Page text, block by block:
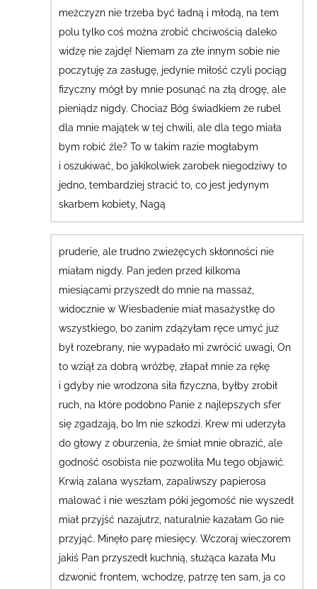
meżczyzn nie trzeba być ładną i młodą, na tem
polu tylko coś można zrobić chciwością daleko
widzę nie zajdę! Niemam za złe innym sobie nie
poczytuję za zasługę, jedynie miłość czyli pociąg
fizyczny mógł by mnie posunąć na złą drogę, ale
pieniądz nigdy. Chociaż Bóg świadkiem że rubel
dla mnie majątek w tej chwili, ale dla tego miała
bym robić źle? To w takim razie mogłabym
i oszukiwać, bo jakikolwiek zarobek niegodziwy to
jedno, tembardziej stracić to, co jest jedynym
skarbem kobiety, Nagą
pruderie, ale trudno zwieżęcych skłonności nie
miałam nigdy. Pan jeden przed kilkoma
miesiącami przyszedł do mnie na massaż,
widocznie w Wiesbadenie miał masażystkę do
wszystkiego, bo zanim zdążyłam ręce umyć już
był rozebrany, nie wypadało mi zwrócić uwagi, On
to wziął za dobrą wróżbę, złapał mnie za rękę
i gdyby nie wrodzona siła fizyczna, byłby zrobił
ruch, na które podobno Panie z najlepszych sfer
się zgadzają, bo Im nie szkodzi. Krew mi uderzyła
do głowy z oburzenia, że śmiał mnie obrazić, ale
godność osobista nie pozwoliła Mu tego objawić.
Krwią zalana wyszłam, zapaliwszy papierosa
malować i nie weszłam póki jegomość nie wyszedł
miał przyjść nazajutrz, naturalnie kazałam Go nie
przyjąć. Minęło parę miesięcy. Wczoraj wieczorem
jakiś Pan przyszedł kuchnią, służąca kazała Mu
dzwonić frontem, wchodzę, patrzę ten sam, ja co